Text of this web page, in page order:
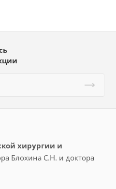
хирургии и
Блохина С.Н. и доктора